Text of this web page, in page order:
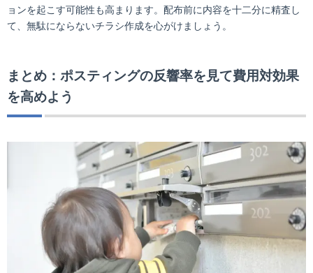
ョンを起こす可能性も高まります。配布前に内容を十二分に精査し
て、無駄にならないチラシ作成を心がけましょう。
まとめ：ポスティングの反響率を見て費用対効果
を高めよう